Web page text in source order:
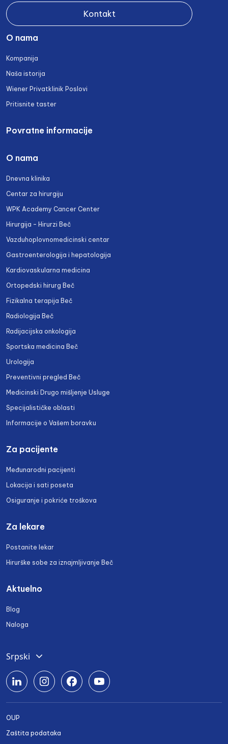
Kontakt
O nama
Kompanija
Naša istorija
Wiener Privatklinik Poslovi
Pritisnite taster
Povratne informacije
O nama
Dnevna klinika
Centar za hirurgiju
WPK Academy Cancer Center
Hirurgija – Hirurzi Beč
Vazduhoplovnomedicinski centar
Gastroenterologija i hepatologija
Kardiovaskularna medicina
Ortopedski hirurg Beč
Fizikalna terapija Beč
Radiologija Beč
Radijacijska onkologija
Sportska medicina Beč
Urologija
Preventivni pregled Beč
Medicinski Drugo mišljenje Usluge
Specijalističke oblasti
Informacije o Vašem boravku
Za pacijente
Međunarodni pacijenti
Lokacija i sati poseta
Osiguranje i pokriće troškova
Za lekare
Postanite lekar
Hirurške sobe za iznajmljivanje Beč
Aktuelno
Blog
Naloga
Srpski
Deutsch
English
Български
OUP
Zaštita podataka